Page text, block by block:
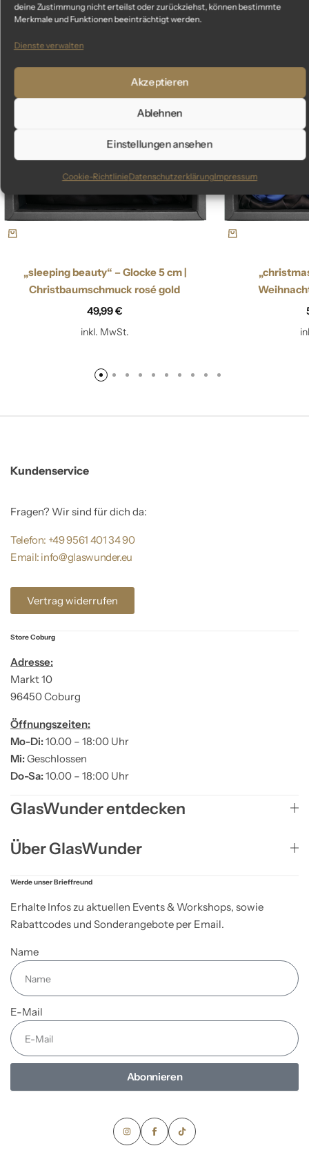
deine Zustimmung nicht erteilst oder zurückziehst, können bestimmte
Merkmale und Funktionen beeinträchtigt werden.
Dienste verwalten
Akzeptieren
Ablehnen
Einstellungen ansehen
Cookie-RichtlinieDatenschutzerklärungImpressum
Das könnte dir auch gefallen
„sleeping beauty“ – Glocke 5 cm |
Christbaumschmuck rosé gold
49,99€
inkl. MwSt.
Kundenservice
Fragen? Wir sind für dich da:
Telefon: +49 9561 401 34 90
Email: info@glaswunder.eu
Vertrag widerrufen
Store Coburg
Adresse:
Markt 10
96450 Coburg
Öffnungszeiten:
Mo-Di:10.00 – 18:00 Uhr
Mi:Geschlossen
Do-Sa:10.00 – 18:00 Uhr
GlasWunder entdecken
Über GlasWunder
Werde unser Brieffreund
Erhalte Infos zu aktuellen Events & Workshops, sowie
Rabattcodes und Sonderangebote per Email.
Name
E-Mail
Abonnieren